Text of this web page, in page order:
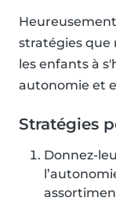
stratégies que
les enfants à
autonomie et
Stratégies
Donnez-